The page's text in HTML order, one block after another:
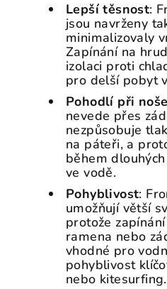
Lepší těsnost:
jsou navrženy
minimalizovaly
Zapínání na
izolaci proti
pro delší pobyt
Pohodlí při
nevede přes
nezpůsobuje
na páteři, a
během
ve vodě.
Pohyblivost:
umožňují větší
protože
ramena nebo
vhodné pro
pohyblivost
nebo kitesurfing.